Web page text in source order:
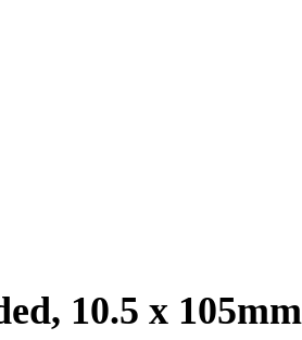
10.5 x 105mm